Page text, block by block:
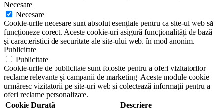
Necesare
Necesare
Cookie-urile necesare sunt absolut esențiale pentru ca site-ul web să
funcționeze corect. Aceste cookie-uri asigură funcționalități de bază
și caracteristici de securitate ale site-ului web, în mod anonim.
Publicitate
Publicitate
Cookie-urile de publicitate sunt folosite pentru a oferi vizitatorilor
reclame relevante și campanii de marketing. Aceste module cookie
urmăresc vizitatorii pe site-uri web și colectează informații pentru a
oferi reclame personalizate.
Cookie Durată Descriere